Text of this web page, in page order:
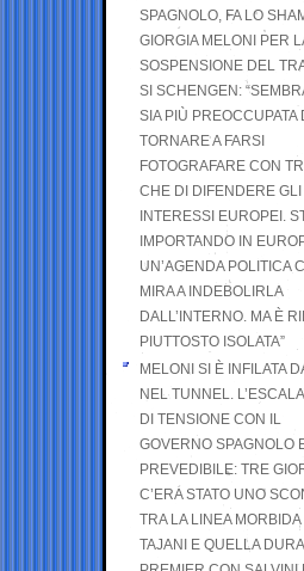
SPAGNOLO, FA LO
GIORGIA MELONI PER
SOSPENSIONE DEL
SI SCHENGEN:
SIA PIÙ PREOCCUPATA
TORNARE A FARSI
FOTOGRAFARE CON
CHE DI DIFENDERE GLI
INTERESSI EUROPEI.
IMPORTANDO IN
UN’AGENDA POLITICA
MIRA A INDEBOLIRLA
DALL’INTERNO. MA È
PIUTTOSTO ISOLATA”
MELONI SI È INFILATA
NEL TUNNEL.
DI TENSIONE CON IL
GOVERNO SPAGNOLO
PREVEDIBILE: TRE
C’ERA STATO UNO
TRA LA LINEA MORBIDA
TAJANI E QUELLA